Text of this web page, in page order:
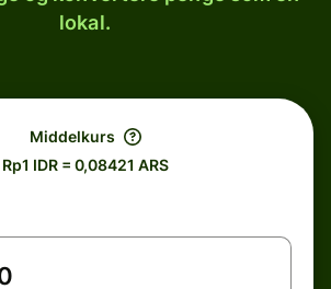
lokal.
Middelkurs
Rp1 IDR = 0,08421 ARS